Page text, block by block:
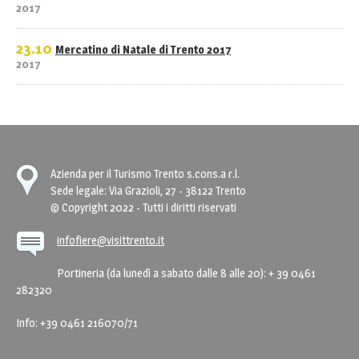
2017
23.10
2017
Mercatino di Natale di Trento 2017
Azienda per il Turismo Trento s.cons.a r.l.
Sede legale: Via Grazioli, 27 - 38122 Trento
© Copyright 2022 - Tutti i diritti riservati
infofiere@visittrento.it
Portineria (da lunedì a sabato dalle 8 alle 20): + 39 0461
282320
Info: +39 0461 216070/71